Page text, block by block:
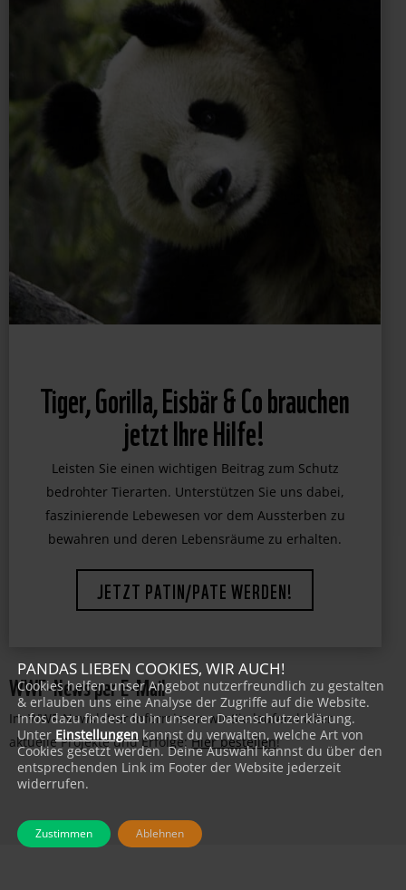
Tiger, Gorilla, Eisbär & Co brauchen
jetzt Ihre Hilfe!
Leisten Sie einen wichtigen Beitrag zum Schutz
bedrohter Tierarten. Unterstützen Sie uns dabei,
faszinierende Lebewesen vor dem Aussterben zu
bewahren und deren Lebensräume zu erhalten.
JETZT PATIN/PATE WERDEN!
WWF-News per E-Mail
Im WWF-Newsletter informieren wir Sie laufend über
aktuelle Projekte und Erfolge:Hier bestellen!
PANDAS LIEBEN COOKIES, WIR AUCH!
Cookies helfen unser Angebot nutzerfreundlich zu gestalten
& erlauben uns eine Analyse der Zugriffe auf die Website.
Infos dazu findest du in unserer Datenschutzerklärung.
Unter Einstellungen kannst du verwalten, welche Art von
Cookies gesetzt werden. Deine Auswahl kannst du über den
entsprechenden Link im Footer der Website jederzeit
widerrufen.
Zustimmen Ablehnen